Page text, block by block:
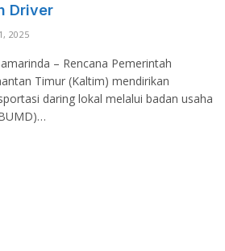
Driver
2025
– Rencana Pemerintah
Timur (Kaltim) mendirikan
daring lokal melalui badan usaha